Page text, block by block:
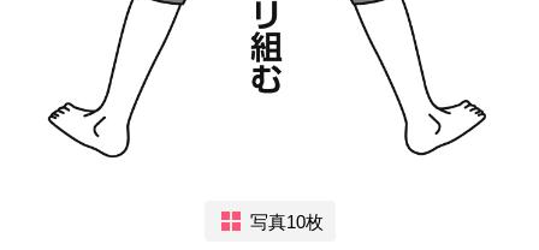
写真10枚